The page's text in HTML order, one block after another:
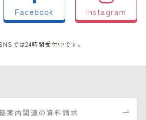
Facebook Instagram
では24時間受付中です。
案内関連の資料請求